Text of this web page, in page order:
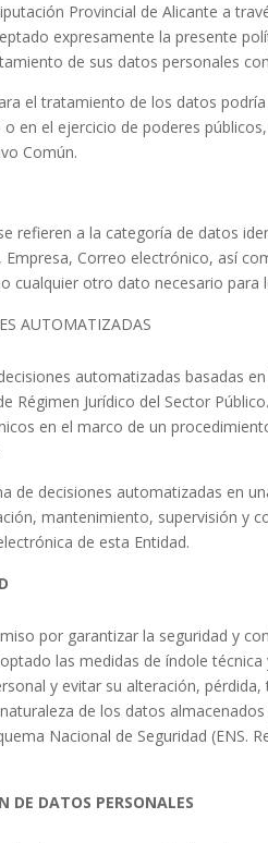
Provincial de Alicante a
expresamente la presente
de sus datos personales
el tratamiento de los datos
en el ejercicio de poderes
Común.
refieren a la categoría de datos
Correo electrónico, así
cualquier otro dato necesario
AUTOMATIZADAS
automatizadas basadas
Régimen Jurídico del Sector
en el marco de un
de decisiones automatizadas en
mantenimiento, supervisión y
de esta Entidad.
por garantizar la seguridad y
las medidas de índole
y evitar su alteración,
de los datos
Nacional de Seguridad
DE DATOS PERSONALES